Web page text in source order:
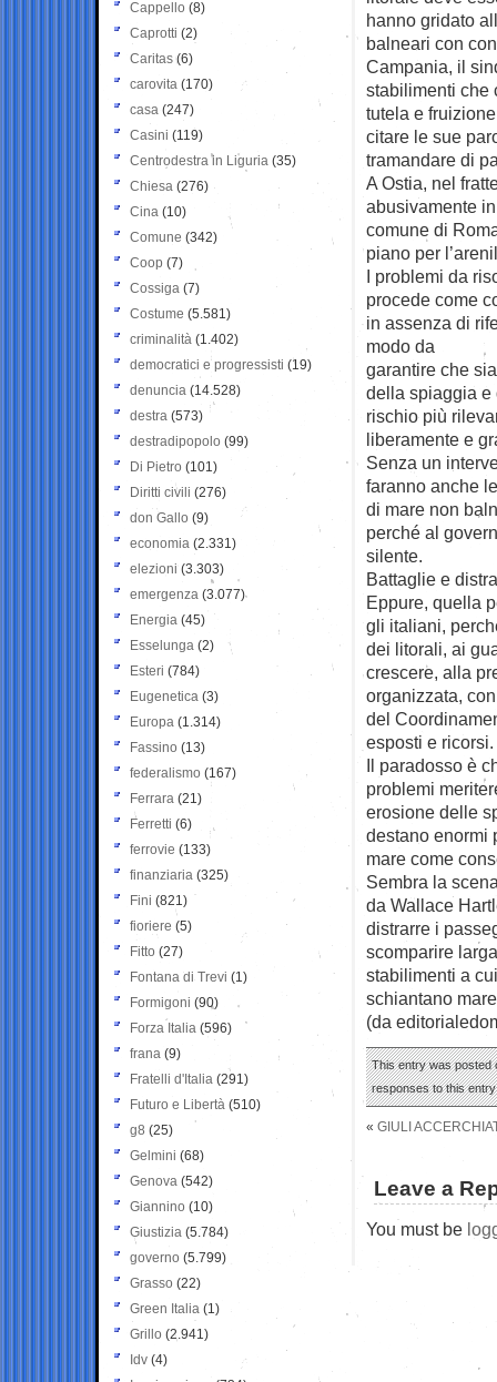
hanno gridato
balneari con
Campania, il
stabilimenti che
tutela e
citare le sue
tramandare di
A Ostia, nel
abusivamente
comune di
piano per
I problemi da
procede come
in assenza di
modo da
garantire che
della spiaggia e
rischio più
liberamente e
Senza un
faranno anche
di mare non
perché al
silente.
Battaglie e
Eppure, quella
gli italiani,
dei litorali, ai
crescere, alla
organizzata,
del
esposti e ricorsi.
Il paradosso è
problemi
erosione delle
destano enormi
mare come
Sembra la
da Wallace
distrarre i
scomparire
stabilimenti a
schiantano
(da
This entry was posted
responses to this
« GIULI
Leave a
You must be
Cappello (8)
Caprotti (2)
Caritas (6)
carovita (170)
casa (247)
Casini (119)
Centrodestra in Liguria (35)
Chiesa (276)
Cina (10)
Comune (342)
Coop (7)
Cossiga (7)
Costume (5.581)
criminalità (1.402)
democratici e progressisti (19)
denuncia (14.528)
destra (573)
destradipopolo (99)
Di Pietro (101)
Diritti civili (276)
don Gallo (9)
economia (2.331)
elezioni (3.303)
emergenza (3.077)
Energia (45)
Esselunga (2)
Esteri (784)
Eugenetica (3)
Europa (1.314)
Fassino (13)
federalismo (167)
Ferrara (21)
Ferretti (6)
ferrovie (133)
finanziaria (325)
Fini (821)
fioriere (5)
Fitto (27)
Fontana di Trevi (1)
Formigoni (90)
Forza Italia (596)
frana (9)
Fratelli d'Italia (291)
Futuro e Libertà (510)
g8 (25)
Gelmini (68)
Genova (542)
Giannino (10)
Giustizia (5.784)
governo (5.799)
Grasso (22)
Green Italia (1)
Grillo (2.941)
Idv (4)